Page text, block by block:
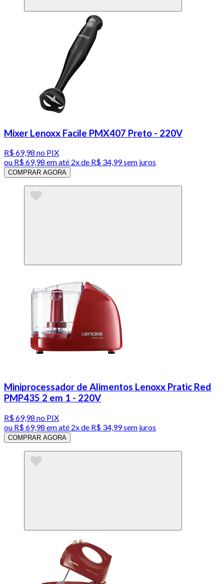
Mixer Lenoxx Facile PMX407 Preto - 220V
R$ 69,98 no PIX
ou R$ 69,98 em até 2x de R$ 34,99 sem juros
COMPRAR AGORA
Miniprocessador de Alimentos Lenoxx Pratic Red
PMP435 2 em 1 - 220V
R$ 69,98 no PIX
ou R$ 69,98 em até 2x de R$ 34,99 sem juros
COMPRAR AGORA